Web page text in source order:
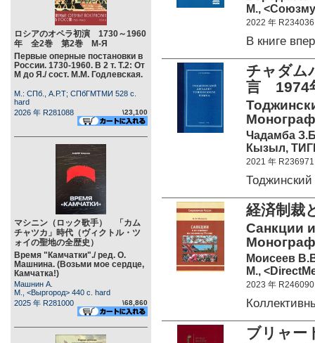
ロシアのオペラ初演 1730～1960
年 全2巻 第2巻 М-Я
Первые оперные постановки в
России. 1730-1960. В 2 т. Т.2: От
М до Я./ сост. М.М. Годлевская.
М.: СПб., А.Р.Т; СПбГМТМИ 528 c.
hard
2026 年 R281088
\23,100
マシニン（ロック歌手） 「カム
チャツカ」時代（ヴィクトル・ツ
ォイの聖地の全歴史）
Время "Камчатки"./ ред. О.
Машнина. (Возьми мое сердце,
Камчатка!)
Машнин А.
М., <Выргород> 440 c. hard
2025 年 R281000
\68,860
М.,
2022 年 R234036
В книге
チャダム
言 1974
Чадамба
Кызыл,
2021 年 R236971
Тоджинский
経済制裁
Санкции
Моисеев
М.,
2023 年 R246090
ブリャ